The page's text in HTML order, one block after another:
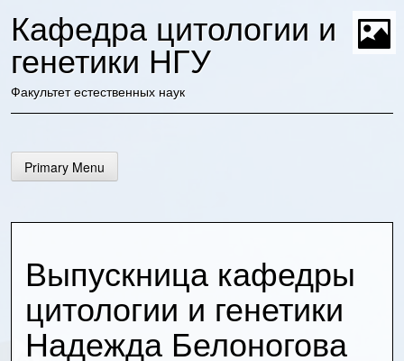
content
Кафедра цитологии и
генетики НГУ
Факультет естественных наук
Primary Menu
Выпускница кафедры
цитологии и генетики
Надежда Белоногова